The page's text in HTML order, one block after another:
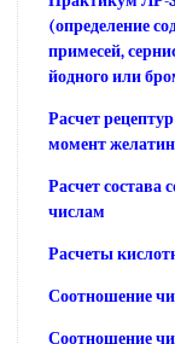
(определение
примесей,
йодного или
Расчет
момент
Расчет состава
числам
Расчеты
Соотношение
Соотношение